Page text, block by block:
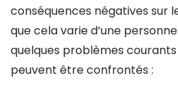
conséquences négatives sur
que cela varie d’une
quelques problèmes
peuvent être confrontés :